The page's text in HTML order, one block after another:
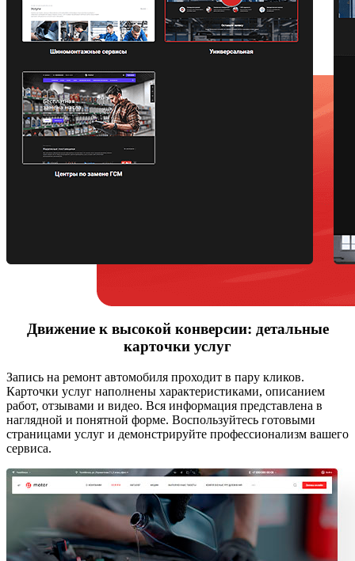
Движение к высокой конверсии: детальные
карточки услуг
Запись на ремонт автомобиля проходит в пару кликов.
Карточки услуг наполнены характеристиками, описанием
работ, отзывами и видео. Вся информация представлена в
наглядной и понятной форме. Воспользуйтесь готовыми
страницами услуг и демонстрируйте профессионализм вашего
сервиса.